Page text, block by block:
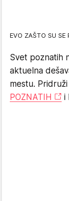
EVO ZAŠTO SU SE
Svet poznatih
aktuelna
mestu.
POZNATIH
i